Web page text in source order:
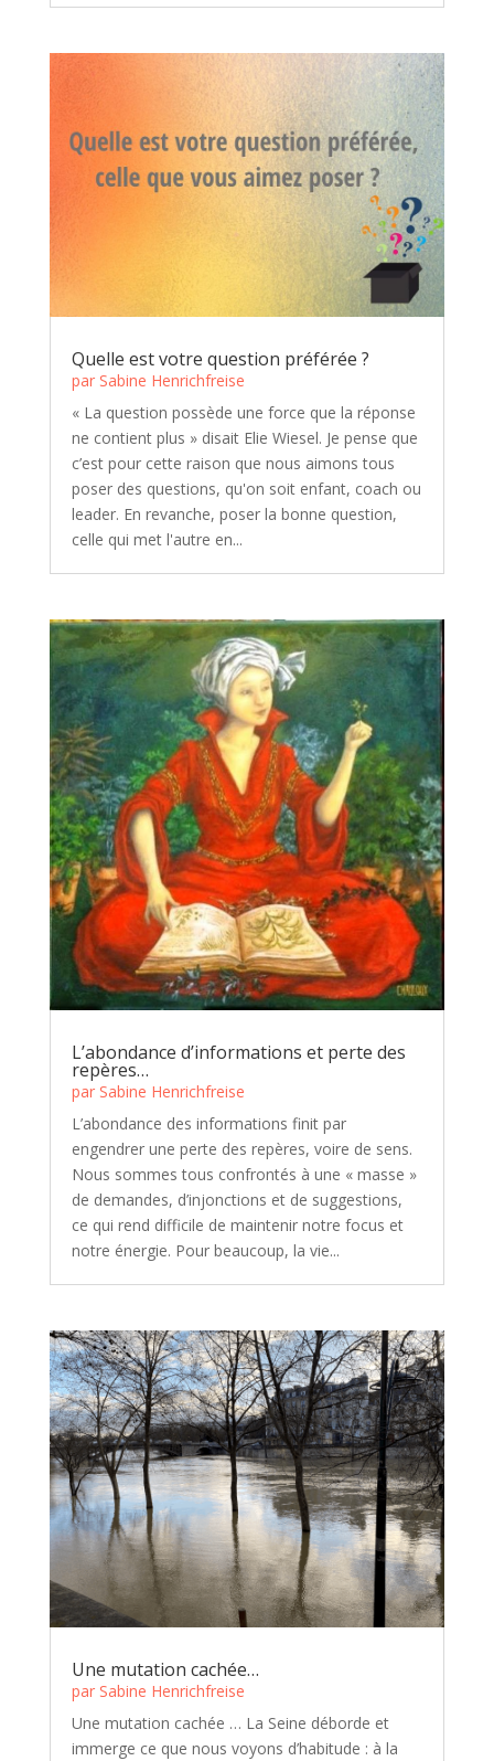
Quelle est votre question préférée ?
par Sabine Henrichfreise
« La question possède une force que la réponse
ne contient plus » disait Elie Wiesel. Je pense que
c’est pour cette raison que nous aimons tous
poser des questions, qu'on soit enfant, coach ou
leader. En revanche, poser la bonne question,
celle qui met l'autre en...
L’abondance d’informations et perte des
repères…
par Sabine Henrichfreise
L’abondance des informations finit par
engendrer une perte des repères, voire de sens.
Nous sommes tous confrontés à une « masse »
de demandes, d’injonctions et de suggestions,
ce qui rend difficile de maintenir notre focus et
notre énergie. Pour beaucoup, la vie...
Une mutation cachée…
par Sabine Henrichfreise
Une mutation cachée … La Seine déborde et
immerge ce que nous voyons d’habitude : à la